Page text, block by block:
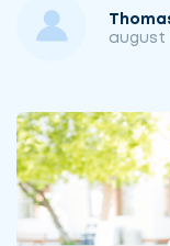
august